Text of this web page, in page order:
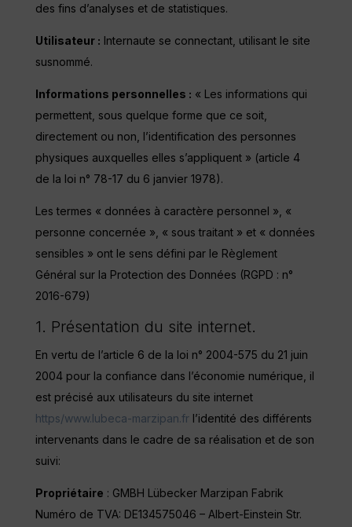
des fins d’analyses et de statistiques.
Utilisateur : Internaute se connectant, utilisant le site
susnommé.
Informations personnelles : « Les informations qui
permettent, sous quelque forme que ce soit,
directement ou non, l’identification des personnes
physiques auxquelles elles s’appliquent » (article 4
de la loi n° 78-17 du 6 janvier 1978).
Les termes « données à caractère personnel », «
personne concernée », « sous traitant » et « données
sensibles » ont le sens défini par le Règlement
Général sur la Protection des Données (RGPD : n°
2016-679)
1. Présentation du site internet.
En vertu de l’article 6 de la loi n° 2004-575 du 21 juin
2004 pour la confiance dans l’économie numérique, il
est précisé aux utilisateurs du site internet
https/www.lubeca-marzipan.frl’identité des différents
intervenants dans le cadre de sa réalisation et de son
suivi:
Propriétaire : GMBH Lübecker Marzipan Fabrik
Numéro de TVA: DE134575046 – Albert-Einstein Str.